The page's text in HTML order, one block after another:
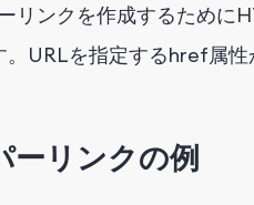
リンクを作成するために
。URLを指定するhref属
ーリンクの例